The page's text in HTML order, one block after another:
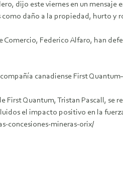
dijo este viernes en un
daño a la propiedad, hurto y
Federico Alfaro, han
canadiense First
Quantum, Tristan Pascall,
el impacto positivo en la
concesiones-mineras-orix/